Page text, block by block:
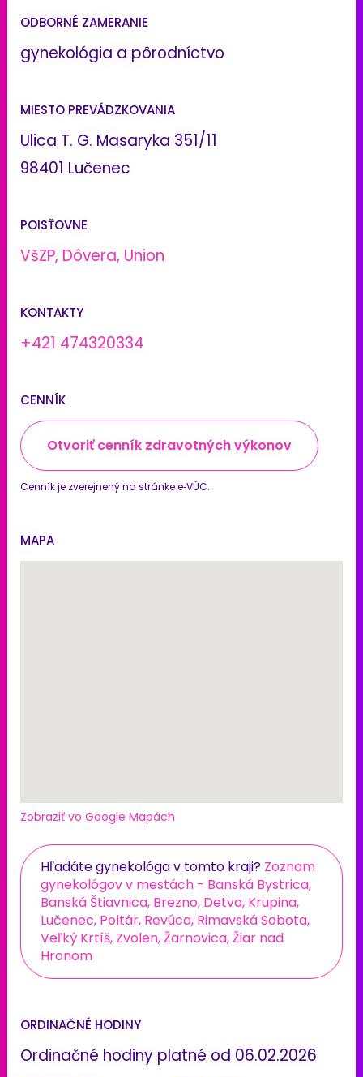
ODBORNÉ ZAMERANIE
gynekológia a pôrodníctvo
MIESTO PREVÁDZKOVANIA
Ulica T. G. Masaryka 351/11
98401 Lučenec
POISŤOVNE
VšZP, Dôvera, Union
KONTAKTY
+421 474320334
CENNÍK
Otvoriť cenník zdravotných výkonov
Cenník je zverejnený na stránke e‑VÚC.
MAPA
Zobraziť vo Google Mapách
Hľadáte gynekológa v tomto kraji? Zoznam
gynekológov v mestách - Banská Bystrica,
Banská Štiavnica, Brezno, Detva, Krupina,
Lučenec, Poltár, Revúca, Rimavská Sobota,
Veľký Krtíš, Zvolen, Žarnovica, Žiar nad
Hronom
ORDINAČNÉ HODINY
Ordinačné hodiny platné od 06.02.2026